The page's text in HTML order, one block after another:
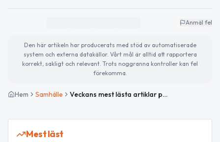
Anmäl fel
Den här artikeln har producerats med stöd av automatiserade
system och externa datakällor. Vårt mål är alltid att rapportera
korrekt, sakligt och relevant. Trots noggranna kontroller kan fel
förekomma.
Hem Samhälle Veckans mest lästa artiklar på TierpsNytt
Mest läst